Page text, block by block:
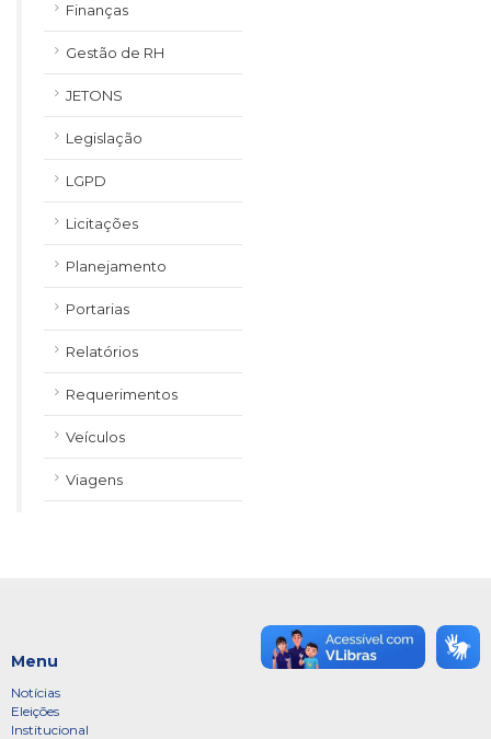
Finanças
Gestão de RH
JETONS
Legislação
LGPD
Licitações
Planejamento
Portarias
Relatórios
Requerimentos
Veículos
Viagens
Menu
Notícias
Eleições
Institucional